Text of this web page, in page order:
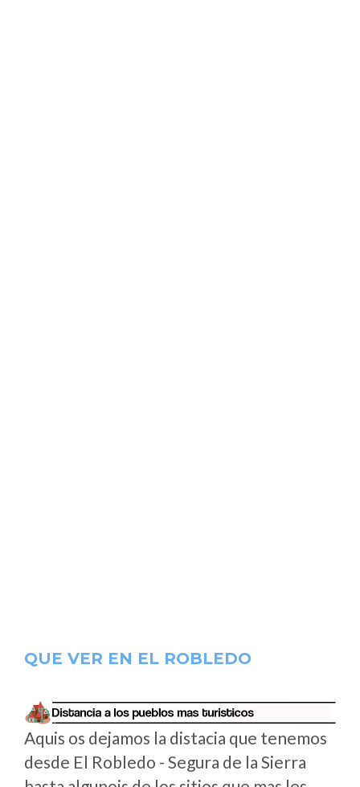
QUE VER EN EL ROBLEDO
Aquis os dejamos la distacia que tenemos
desde El Robledo - Segura de la Sierra